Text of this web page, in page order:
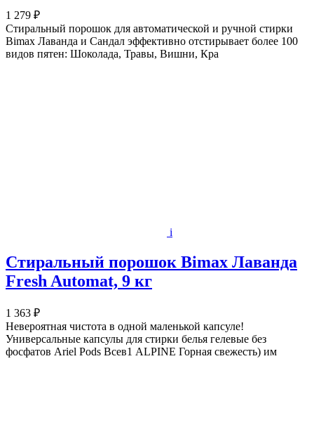
1 279 ₽
Стиральный порошок для автоматической и ручной стирки
Bimax Лаванда и Сандал эффективно отстирывает более 100
видов пятен: Шоколада, Травы, Вишни, Кра
i
Стиральный порошок Bimax Лаванда
Fresh Automat, 9 кг
1 363 ₽
Невероятная чистота в одной маленькой капсуле!
Универсальные капсулы для стирки белья гелевые без
фосфатов Ariel Pods Всев1 ALPINE Горная свежесть) им